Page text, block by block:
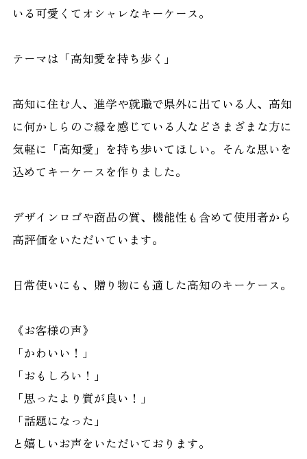
いる可愛くてオシャレなキーケース。
テーマは「高知愛を持ち歩く」
高知に住む人、進学や就職で県外に出ている人、高知
に何かしらのご縁を感じている人などさまざまな方に
気軽に「高知愛」を持ち歩いてほしい。そんな思いを
込めてキーケースを作りました。
デザインロゴや商品の質、機能性も含めて使用者から
高評価をいただいています。
日常使いにも、贈り物にも適した高知のキーケース。
《お客様の声》
「かわいい！」
「おもしろい！」
「思ったより質が良い！」
「話題になった」
と嬉しいお声をいただいております。